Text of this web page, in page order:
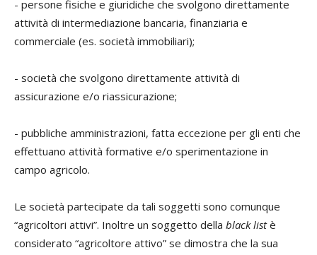
- persone fisiche e giuridiche che svolgono direttamente
attività di intermediazione bancaria, finanziaria e
commerciale (es. società immobiliari);
- società che svolgono direttamente attività di
assicurazione e/o riassicurazione;
- pubbliche amministrazioni, fatta eccezione per gli enti che
effettuano attività formative e/o sperimentazione in
campo agricolo.
Le società partecipate da tali soggetti sono comunque
“agricoltori attivi”. Inoltre un soggetto della black listè
considerato “agricoltore attivo” se dimostra che la sua